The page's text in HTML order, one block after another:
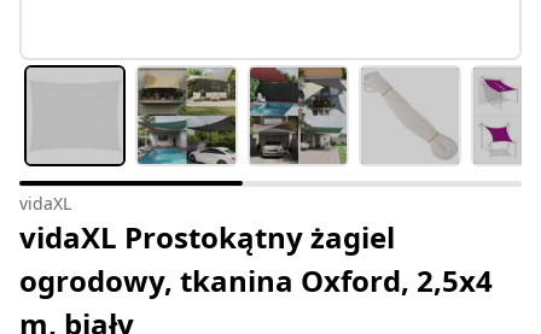
vidaXL
vidaXL Prostokątny żagiel
ogrodowy, tkanina Oxford, 2,5x4
m, biały